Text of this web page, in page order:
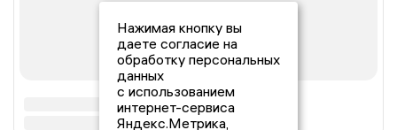
Нажимая кнопку вы
даете согласие на
обработку персональных
данных
с использованием
интернет-сервиса
Яндекс.Метрика,